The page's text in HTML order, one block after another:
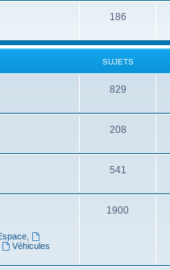
186
SUJETS
829
208
541
,
Véhicules
1900